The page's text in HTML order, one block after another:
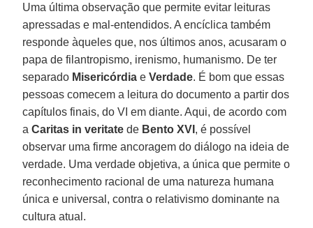
Uma última observação que permite evitar leituras
apressadas e mal-entendidos. A encíclica também
responde àqueles que, nos últimos anos, acusaram o
papa de filantropismo, irenismo, humanismo. De ter
separado Misericórdia eVerdade. É bom que essas
pessoas comecem a leitura do documento a partir dos
capítulos finais, do VI em diante. Aqui, de acordo com
aCaritas in veritate de Bento XVI , é possível
observar uma firme ancoragem do diálogo na ideia de
verdade. Uma verdade objetiva, a única que permite o
reconhecimento racional de uma natureza humana
única e universal, contra o relativismo dominante na
cultura atual.